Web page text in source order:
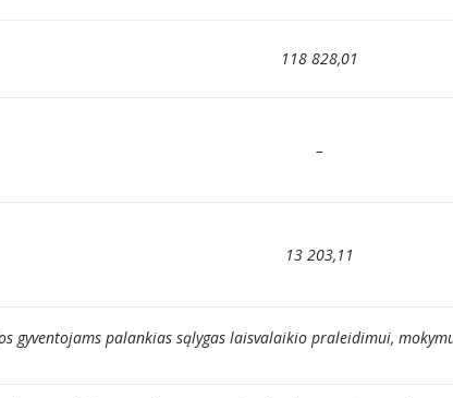
118 828,01
–
13 203,11
gyventojams palankias sąlygas laisvalaikio praleidimui,